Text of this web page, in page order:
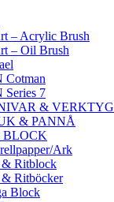
– Acrylic Brush
– Oil Brush
Cotman
Series 7
& VERKTYG
& PANNÅ
BLOCK
Ark
& Ritblock
& Ritböcker
Block